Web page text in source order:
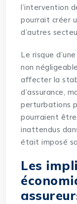
l’intervention
pourrait créer
d’autres
Le risque
non
affecter la
d’assurance,
perturbations
pourraient
inattendus
était imposé
Les